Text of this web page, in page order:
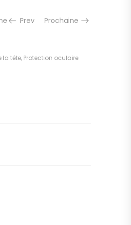
à branches LUNETTES MEIA
Prev Prochaine
la tête, Protection oculaire